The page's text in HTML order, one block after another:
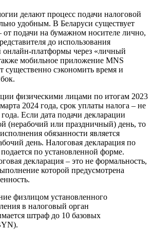
делают процесс подачи налоговой
удобным. В Беларуси существует
от подачи на бумажном носителе лично,
до использования
онлайн-платформы через «личный
мобильное приложение MNS
существенно сэкономить время и
физическими лицами по итогам 2023
2024 года, срок уплаты налога – не
Если дата подачи декларации
(нерабочий или праздничный) день, то
обязанности является
день. Налоговая декларация по
по установленной форме.
декларация – это не формальность,
которой предусмотрена
физлицом установленного
в налоговый орган
штраф до 10 базовых